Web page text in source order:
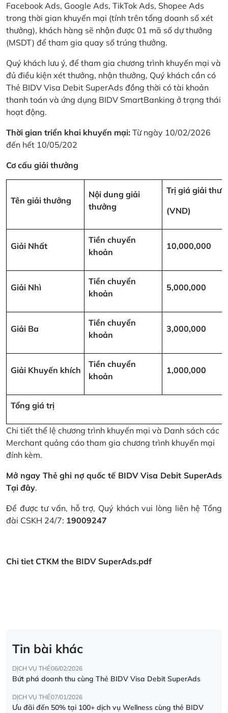
Facebook Ads, Google Ads, TikTok Ads, Shopee Ads
trong thời gian khuyến mại (tính trên tổng doanh số xét
thưởng), khách hàng sẽ nhận được 01 mã số dự thưởng
(MSDT) để tham gia quay số trúng thưởng.
Quý khách lưu ý, để tham gia chương trình khuyến mại và
đủ điều kiện xét thưởng, nhận thưởng, Quý khách cần có
Thẻ BIDV Visa Debit SuperAds đồng thời có tài khoản
thanh toán và ứng dụng BIDV SmartBanking ở trạng thái
hoạt động.
Thời gian triển khai khuyến mại: Từ ngày 10/02/2026
đến hết 10/05/202
Cơ cấu giải thưởng
Tên giải thưởng
Nội dung giải
thưởng
Trị giá giải
(VND)
Giải Nhất
Tiền chuyển
khoản
10,000,000
Giải Nhì
Tiền chuyển
khoản
5,000,000
Giải Ba
Tiền chuyển
khoản
3,000,000
Giải Khuyến khích
Tiền chuyển
khoản
1,000,000
Tổng giá trị
Chi tiết thể lệ chương trình khuyến mại và Danh sách các
Merchant quảng cáo tham gia chương trình khuyến mại
đính kèm.
Mở ngay Thẻ ghi nợ quốc tế BIDV Visa Debit SuperAds
Tại đây.
Để được tư vấn, hỗ trợ, Quý khách vui lòng liên hệ Tổng
đài CSKH 24/7: 19009247
Chi tiet CTKM the BIDV SuperAds.pdf
Tin bài khác
DỊCH VỤ THẺ06/02/2026
Bứt phá doanh thu cùng Thẻ BIDV Visa Debit SuperAds
DỊCH VỤ THẺ07/01/2026
Ưu đãi đến 50% tại 100+ dịch vụ Wellness cùng thẻ BIDV